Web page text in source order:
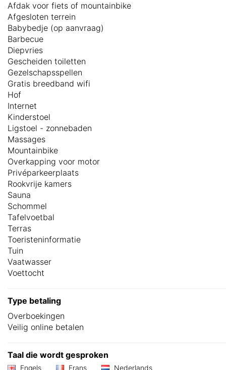
Afdak voor fiets of mountainbike
Afgesloten terrein
Babybedje (op aanvraag)
Barbecue
Diepvries
Gescheiden toiletten
Gezelschapsspellen
Gratis breedband wifi
Hof
Internet
Kinderstoel
Ligstoel - zonnebaden
Massages
Mountainbike
Overkapping voor motor
Privéparkeerplaats
Rookvrije kamers
Sauna
Schommel
Tafelvoetbal
Terras
Toeristeninformatie
Tuin
Vaatwasser
Voettocht
Type betaling
Overboekingen
Veilig online betalen
Taal die wordt gesproken
Engels Frans Nederlands